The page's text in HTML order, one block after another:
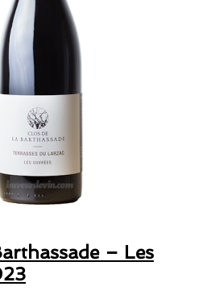
– Les